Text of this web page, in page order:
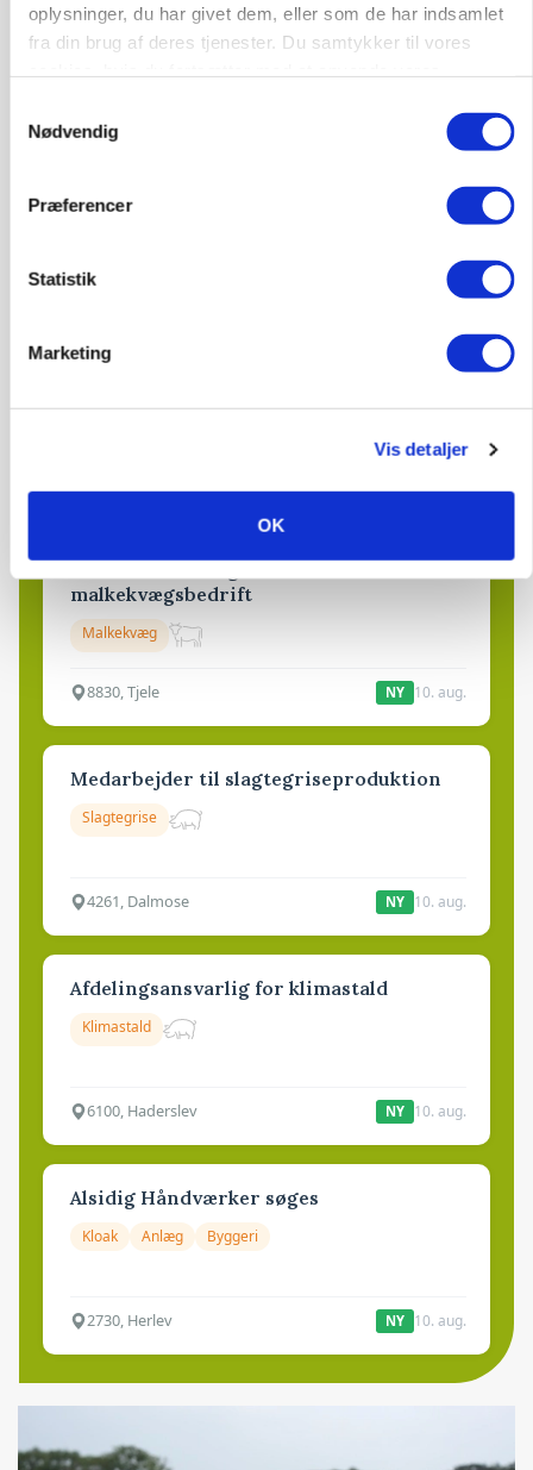
oplysninger, du har givet dem, eller som de har indsamlet
fra din brug af deres tjenester. Du samtykker til vores
Nødvendig
Præferencer
Statistik
Marketing
Vis detaljer
OK
72
ledige stillinger
Opret agent
Se alle jobs
Schmidt Agro søger landbrugselev (dansk
Malkekvæg
7200, Grindsted 10. aug.
Elsker du køer, og vil du have mere
🐄 Driftsleder søges til
malkekvægsbedrift
Malkekvæg
8830, Tjele NY 10. aug.
Medarbejder til slagtegriseproduktion
Slagtegrise
4261, Dalmose NY 10. aug.
Afdelingsansvarlig for klimastald
Klimastald
6100, Haderslev NY 10. aug.
Alsidig Håndværker søges
Kloak Anlæg Byggeri
2730, Herlev NY 10. aug.